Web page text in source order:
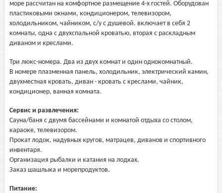
море рассчитан на комфортное размещение 4-х гостей. Оборудован
пластиковыми окнами, кондиционером, телевизором,
холодильником, чайником, с/у с душевой. включает в себя 2
комнаты, одна с двухспальной кроватью, вторая с раскладным
диваном и креслами.
Три люкс-номера. Два из двух комнат и один однокомнатный.
В номере плазменная панель, холодильник, электрический камин,
двухместная кровать, диван - кровать с креслами, чайник,
кондиционер, ванная комната.
Сервис и развлечения:
Сауна/баня с двумя бассейнами и комнатой отдыха со столом,
караоке, телевизором.
Прокат лодок, надувных кругов, матрацев, диванов и спортивного
инвентаря.
Организация рыбалки и катания на лодках.
Заказ шашлыка и морепродуктов.
Питание: